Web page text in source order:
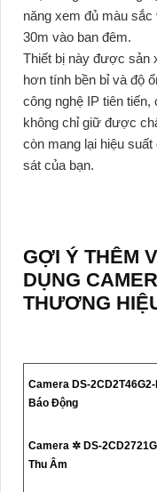
năng xem đủ màu
30m vào ban đêm.
Thiết bị này được sản
hơn tính bền bỉ và độ
công nghệ IP tiên tiến,
không chỉ giữ được
còn mang lại hiệu
sát của bạn.
GỢI Ý THÊM
DỤNG
THƯƠNG
Camera DS-2CD2T46G2-
Báo Động
Camera ✲ DS-
Thu Âm